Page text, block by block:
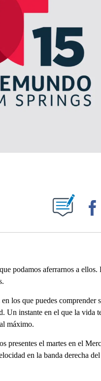
ABOUT NEW PAGES ON "".
podamos aferrarnos a ellos.
los que puedes comprender
Un instante en el que la vida
máximo.
presentes el martes en el
en la banda derecha